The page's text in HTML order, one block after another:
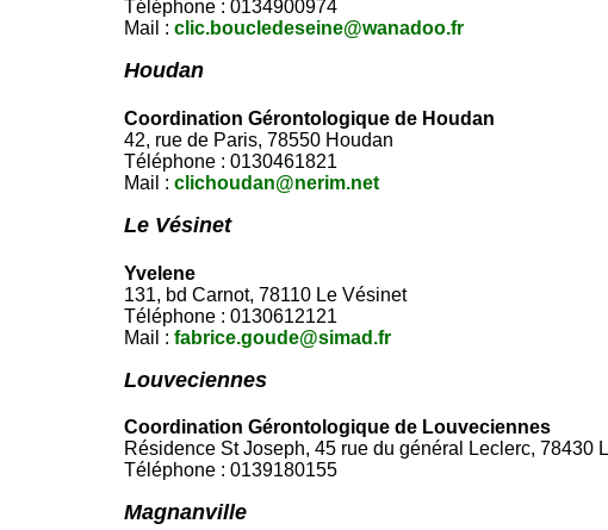
Téléphone : 0134900974
Mail : clic.boucledeseine@wanadoo.fr
Houdan
Coordination Gérontologique de Houdan
42, rue de Paris, 78550 Houdan
Téléphone : 0130461821
Mail : clichoudan@nerim.net
Le Vésinet
Yvelene
131, bd Carnot, 78110 Le Vésinet
Téléphone : 0130612121
Mail : fabrice.goude@simad.fr
Louveciennes
Coordination Gérontologique de Louveciennes
Résidence St Joseph, 45 rue du général Leclerc, 78430
Téléphone : 0139180155
Magnanville